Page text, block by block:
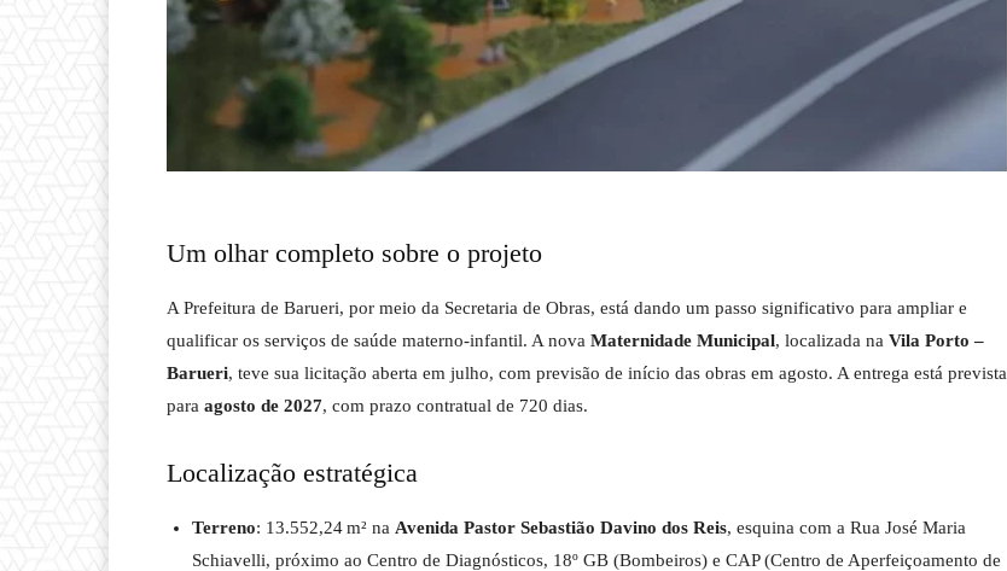
Um olhar completo sobre o projeto
A Prefeitura de Barueri, por meio da Secretaria de Obras, está dando um passo significativo para ampliar e
qualificar os serviços de saúde materno-infantil. A nova Maternidade Municipal, localizada na Vila Porto –
Barueri, teve sua licitação aberta em julho, com previsão de início das obras em agosto. A entrega está prevista
para agosto de 2027, com prazo contratual de 720 dias.
Localização estratégica
Terreno: 13.552,24 m² na Avenida Pastor Sebastião Davino dos Reis, esquina com a Rua José Maria
Schiavelli, próximo ao Centro de Diagnósticos, 18º GB (Bombeiros) e CAP (Centro de Aperfeiçoamento de